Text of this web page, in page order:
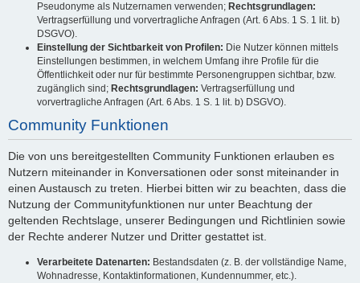
Pseudonyme als Nutzernamen verwenden; Rechtsgrundlagen:
Vertragserfüllung und vorvertragliche Anfragen (Art. 6 Abs. 1 S. 1 lit. b)
DSGVO).
Einstellung der Sichtbarkeit von Profilen: Die Nutzer können mittels
Einstellungen bestimmen, in welchem Umfang ihre Profile für die
Öffentlichkeit oder nur für bestimmte Personengruppen sichtbar, bzw.
zugänglich sind; Rechtsgrundlagen: Vertragserfüllung und
vorvertragliche Anfragen (Art. 6 Abs. 1 S. 1 lit. b) DSGVO).
Community Funktionen
Die von uns bereitgestellten Community Funktionen erlauben es
Nutzern miteinander in Konversationen oder sonst miteinander in
einen Austausch zu treten. Hierbei bitten wir zu beachten, dass die
Nutzung der Communityfunktionen nur unter Beachtung der
geltenden Rechtslage, unserer Bedingungen und Richtlinien sowie
der Rechte anderer Nutzer und Dritter gestattet ist.
Verarbeitete Datenarten: Bestandsdaten (z. B. der vollständige Name,
Wohnadresse, Kontaktinformationen, Kundennummer, etc.).